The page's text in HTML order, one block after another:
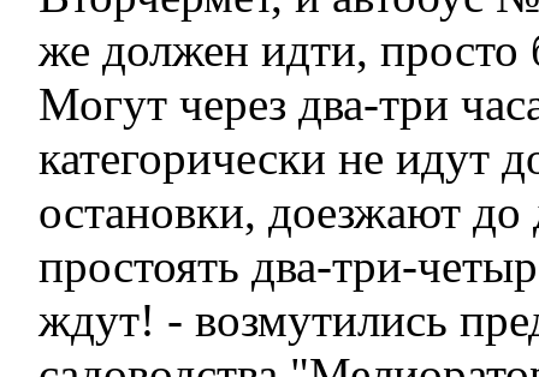
же должен идти, просто
Могут через два-три
категорически не идут
остановки, доезжают
простоять два-три-
ждут! - возмутились